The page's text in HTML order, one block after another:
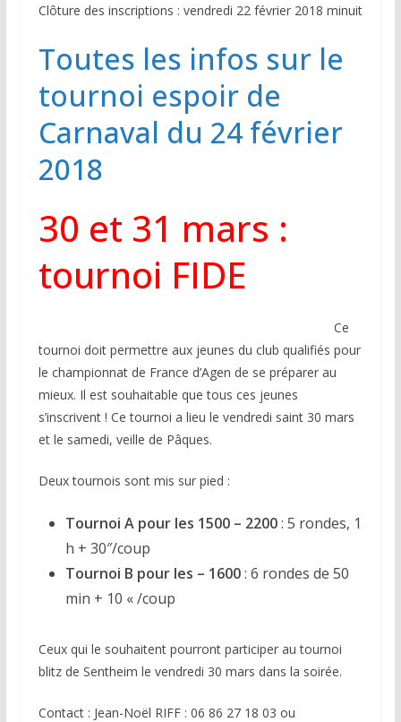
Clôture des inscriptions : vendredi 22 février 2018 minuit
Toutes les infos sur le
tournoi espoir de
Carnaval du 24 février
2018
30 et 31 mars :
tournoi FIDE
Ce
tournoi doit permettre aux jeunes du club qualifiés pour
le championnat de France d’Agen de se préparer au
mieux. Il est souhaitable que tous ces jeunes
s’inscrivent ! Ce tournoi a lieu le vendredi saint 30 mars
et le samedi, veille de Pâques.
Deux tournois sont mis sur pied :
Tournoi A pour les 1500 – 2200: 5 rondes, 1
h + 30″/coup
Tournoi B pour les – 1600: 6 rondes de 50
min + 10 « /coup
Ceux qui le souhaitent pourront participer au tournoi
blitz de Sentheim le vendredi 30 mars dans la soirée.
Contact : Jean-Noël RIFF : 06 86 27 18 03 ou